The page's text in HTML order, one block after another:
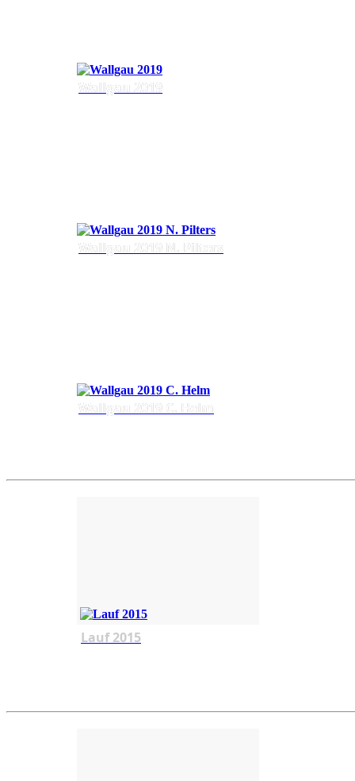
Wallgau 2019
Wallgau 2019 N. Pilters
Wallgau 2019 C. Helm
Lauf 2015